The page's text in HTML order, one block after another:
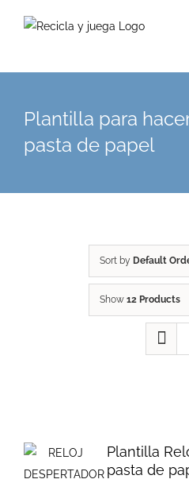
Plantilla para
pasta de papel
Sort by Default
Show 12 Products
Plantilla
pasta de